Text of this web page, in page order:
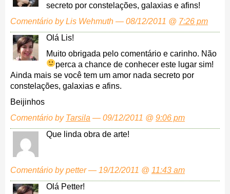
secreto por constelações, galaxias e afins!
Comentário by Lis Wehmuth — 08/12/2011 @ 7:26 pm
Olá Lis!
Muito obrigada pelo comentário e carinho. Não
perca a chance de conhecer este lugar sim!
Ainda mais se você tem um amor nada secreto por
constelações, galaxias e afins.
Beijinhos
Comentário by Tarsila — 09/12/2011 @ 9:06 pm
Que linda obra de arte!
Comentário by petter — 19/12/2011 @ 11:43 am
Olá Petter!